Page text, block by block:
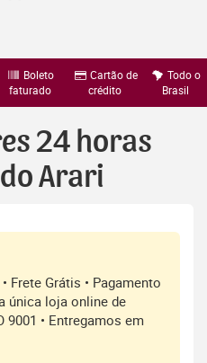
Boleto
faturado
Cartão de
crédito
Todo o
Brasil
24 horas
Arari
Frete Grátis • Pagamento
única loja online de
• Entregamos em